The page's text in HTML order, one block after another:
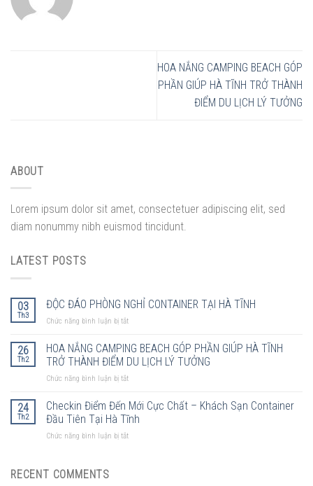
HOA NẮNG CAMPING BEACH GÓP
PHẦN GIÚP HÀ TĨNH TRỞ THÀNH
ĐIỂM DU LỊCH LÝ TƯỞNG
ABOUT
Lorem ipsum dolor sit amet, consectetuer adipiscing elit, sed
diam nonummy nibh euismod tincidunt.
LATEST POSTS
03
Th3
ĐỘC ĐÁO PHÒNG NGHỈ CONTAINER TẠI HÀ TĨNH
Chức năng bình luận bị tắtở
ĐÁO
PHÒNG
NGHỈ
CONTAINER
HÀ
TĨNH
26
Th2
HOA NẮNG CAMPING BEACH GÓP PHẦN GIÚP HÀ TĨNH
TRỞ THÀNH ĐIỂM DU LỊCH LÝ TƯỞNG
Chức năng bình luận bị tắtở
NẮNG
CAMPING
BEACH
GÓP
24
Th2
Checkin Điểm Đến Mới Cực Chất – Khách Sạn Container
Đầu Tiên Tại Hà Tĩnh
Chức năng bình luận bị tắtở
RECENT COMMENTS